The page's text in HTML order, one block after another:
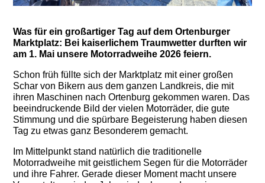
Was für ein großartiger Tag auf dem Ortenburger
Marktplatz: Bei kaiserlichem Traumwetter durften wir
am 1. Mai unsere Motorradweihe 2026 feiern.
Schon früh füllte sich der Marktplatz mit einer großen
Schar von Bikern aus dem ganzen Landkreis, die mit
ihren Maschinen nach Ortenburg gekommen waren. Das
beeindruckende Bild der vielen Motorräder, die gute
Stimmung und die spürbare Begeisterung haben diesen
Tag zu etwas ganz Besonderem gemacht.
Im Mittelpunkt stand natürlich die traditionelle
Motorradweihe mit geistlichem Segen für die Motorräder
und ihre Fahrer. Gerade dieser Moment macht unsere